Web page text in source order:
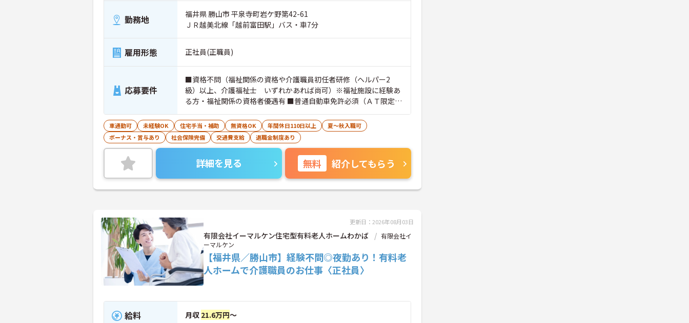
勤務地
福井県 勝山市 平泉寺町岩ケ野第42-61
ＪＲ越美北線「越前富田駅」バス・車7分
雇用形態 正社員(正職員)
応募要件
■資格不問（福祉関係の資格や介護職員初任者研修（ヘルパー2
級）以上、介護福祉士 いずれかあれば尚可）※福祉施設に経験あ
る方・福祉関係の資格者優遇有 ■普通自動車免許必須（ＡＴ限定
可） ■必要なＰＣスキル：専用のパソコンソフトを使用して記録を
行いますので、ワードを使用できる程度のスキルがあると良いです
車通勤可 未経験OK 住宅手当・補助 無資格OK 年間休日110日以上
夏～秋入職可
ボーナス・賞与あり
社会保険完備 交通費支給 退職金制度あり
詳細を見る 無料 紹介してもらう
更新日：2026年08月03日
有限会社イーマルケン住宅型有料老人ホームわかば
有限会社イ
ーマルケン
【福井県／勝山市】経験不問◎夜勤あり！有料老
人ホームで介護職員のお仕事〈正社員〉
給料 月収 21.6万円～